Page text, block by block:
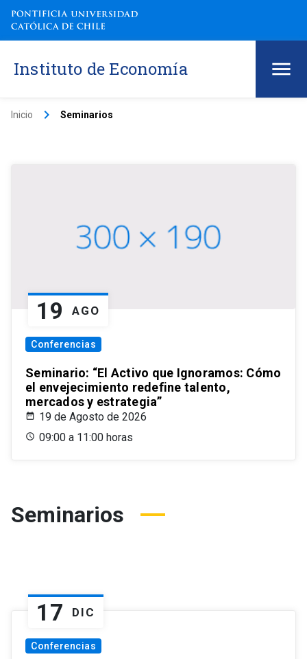
Instituto de Economía
Inicio keyboard_arrow_right Seminarios
19 AGO
Conferencias
Seminario: “El Activo que Ignoramos: Cómo
el envejecimiento redefine talento,
mercados y estrategia”
19 de Agosto de 2026
09:00 a 11:00 horas
Seminarios
17 DIC
Conferencias